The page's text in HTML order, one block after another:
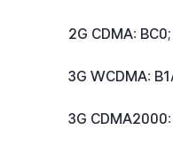
2G CDMA: BC0;
3G WCDMA:
3G CDMA2000: